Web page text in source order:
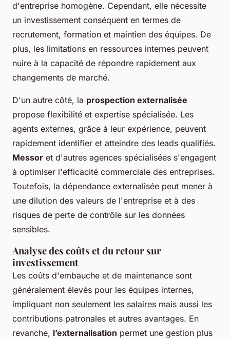
d'entreprise homogène. Cependant, elle nécessite
un investissement conséquent en termes de
recrutement, formation et maintien des équipes. De
plus, les limitations en ressources internes peuvent
nuire à la capacité de répondre rapidement aux
changements de marché.
D'un autre côté, la prospection externalisée
propose flexibilité et expertise spécialisée. Les
agents externes, grâce à leur expérience, peuvent
rapidement identifier et atteindre des leads qualifiés.
Messor et d'autres agences spécialisées s'engagent
à optimiser l'efficacité commerciale des entreprises.
Toutefois, la dépendance externalisée peut mener à
une dilution des valeurs de l'entreprise et à des
risques de perte de contrôle sur les données
sensibles.
Analyse des coûts et du retour sur
investissement
Les coûts d'embauche et de maintenance sont
généralement élevés pour les équipes internes,
impliquant non seulement les salaires mais aussi les
contributions patronales et autres avantages. En
revanche, l’externalisation permet une gestion plus